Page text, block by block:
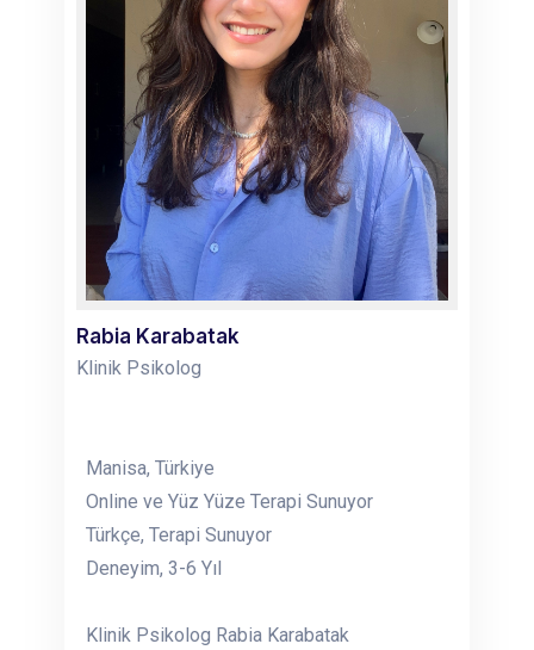
Rabia Karabatak
Klinik Psikolog
Manisa, Türkiye
Online ve Yüz Yüze Terapi Sunuyor
Türkçe, Terapi Sunuyor
Deneyim, 3-6 Yıl
Klinik Psikolog Rabia Karabatak